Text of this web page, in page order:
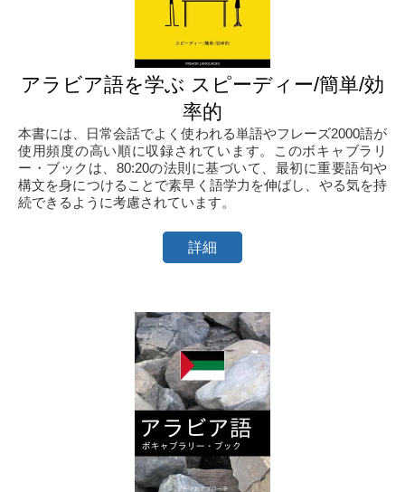
アラビア語を学ぶ スピーディー/簡単/効
率的
本書には、日常会話でよく使われる単語やフレーズ2000語が
使用頻度の高い順に収録されています。このボキャブラリ
ー・ブックは、80:20の法則に基づいて、最初に重要語句や
構文を身につけることで素早く語学力を伸ばし、やる気を持
続できるように考慮されています。
詳細